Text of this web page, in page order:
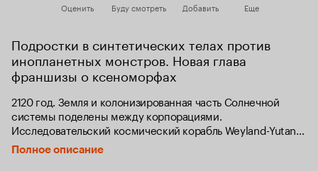
Оценить Буду смотреть Добавить Еще
Подростки в синтетических телах против
инопланетных монстров. Новая глава
франшизы о ксеноморфах
2120 год. Земля и колонизированная часть Солнечной
системы поделены между корпорациями.
Исследовательский космический корабль Weyland-Yutani
с образцами агрессивной внеземной фауны на борту
терпит крушение в городе, принадлежащем корпорации
Полное описание